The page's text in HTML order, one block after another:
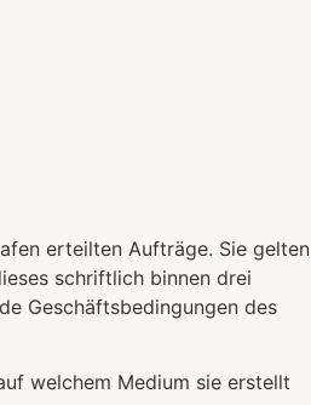
erteilten Aufträge. Sie gelten
schriftlich binnen drei
Geschäftsbedingungen des
welchem Medium sie erstellt